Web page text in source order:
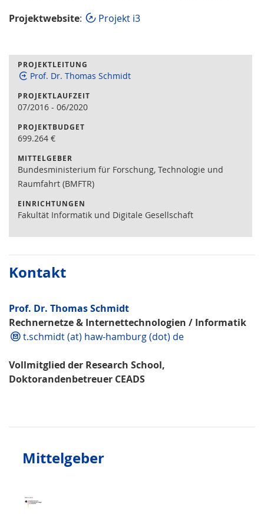
Projektwebsite: Projekt i3
PROJEKTLEITUNG
Prof. Dr. Thomas Schmidt
PROJEKTLAUFZEIT
07/2016 - 06/2020
PROJEKTBUDGET
699.264 €
MITTELGEBER
Bundesministerium für Forschung, Technologie und
Raumfahrt (BMFTR)
EINRICHTUNGEN
Fakultät Informatik und Digitale Gesellschaft
Kontakt
Prof. Dr. Thomas Schmidt
Rechnernetze & Internettechnologien / Informatik
t.schmidt (at) haw-hamburg (dot) de
Vollmitglied der Research School,
Doktorandenbetreuer CEADS
Mittelgeber